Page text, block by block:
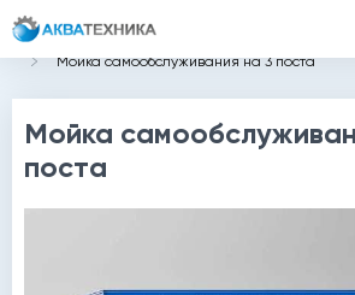
Главная
Мойки самообслуживания
Мойка самообслуживания на 3 поста
Мойка
поста